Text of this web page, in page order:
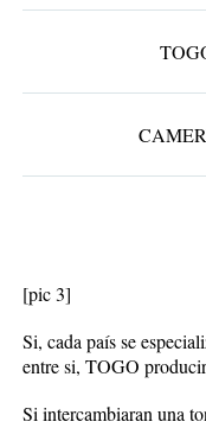
[pic 3]
Si, cada país se
entre si, TOGO
Si intercambiaran una